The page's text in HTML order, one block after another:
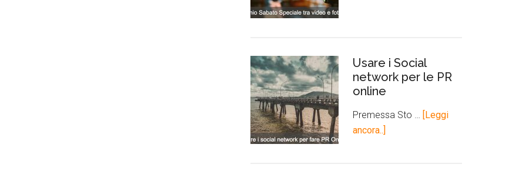
Usare i Social
network per le PR
online
Premessa Sto …
[Leggi
ancora..]